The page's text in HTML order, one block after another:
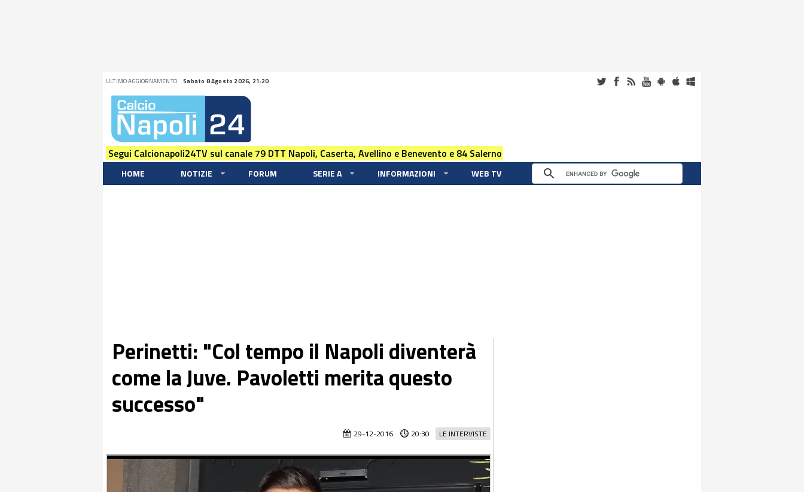
ULTIMO AGGIORNAMENTO: Sabato 8 Agosto 2026, 21:20
Segui Calcionapoli24TV sul canale 79 DTT Napoli, Caserta, Avellino e Benevento e 84 Salerno
HOME NOTIZIE FORUM SERIE A INFORMAZIONI WEB TV
Perinetti: "Col tempo il Napoli diventerà
come la Juve. Pavoletti merita questo
successo"
LE INTERVISTE
29-12-2016 20:30